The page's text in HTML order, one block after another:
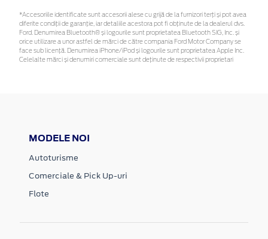
*Accesoriile identificate sunt accesorii alese cu grijă de la furnizori terți și pot avea
diferite condiții de garanție, iar detaliile acestora pot fi obținute de la dealerul dvs.
Ford. Denumirea Bluetooth® și logourile sunt proprietatea Bluetooth SIG, Inc. și
orice utilizare a unor astfel de mărci de către compania Ford Motor Company se
face sub licență. Denumirea iPhone/iPod și logourile sunt proprietatea Apple Inc.
Celelalte mărci și denumiri comerciale sunt deținute de respectivii proprietari
MODELE NOI
Autoturisme
Comerciale & Pick Up-uri
Flote